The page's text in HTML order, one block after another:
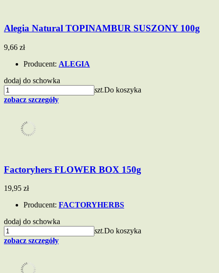
Alegia Natural TOPINAMBUR SUSZONY 100g
9,66 zł
Producent: ALEGIA
dodaj do schowka
szt.Do koszyka
zobacz szczegóły
Factoryhers FLOWER BOX 150g
19,95 zł
Producent: FACTORYHERBS
dodaj do schowka
szt.Do koszyka
zobacz szczegóły